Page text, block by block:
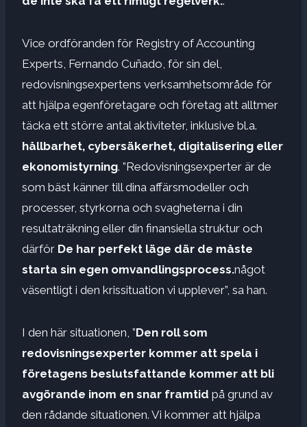
Vice ordföranden för Registry of Accounting
Experts, Fernando Cuñado, för sin del,
redovisningsexpertens verksamhetsområde för
att hjälpa egenföretagare och företag att alltmer
täcka ett större antal aktiviteter, inklusive bl.a.
hållbarhet, cybersäkerhet, digitalisering eller
ekonomistyrning. ”Redovisningsexperter är de
som bäst känner till dina affärsmodeller och
processer, styrkorna och svagheterna i din
resultaträkning eller din finansiella struktur och
därför De har perfekt läge där de måste
starta sin egen omvandlingsprocess.något
väsentligt i den krissituation vi upplever”, sa han.
I den här situationen, ”Den roll som
redovisningsexperter kommer att spela i
företagens beslutsfattande kommer att bli
avgörande inom en snar framtid på grund av
den rådande situationen. Vi kommer att hjälpa